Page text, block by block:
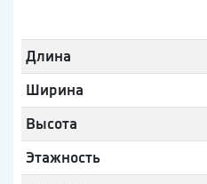
Длина
Ширина
Высота
Этажность